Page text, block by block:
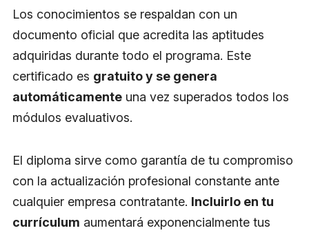
Los conocimientos se respaldan con un
documento oficial que acredita las aptitudes
adquiridas durante todo el programa. Este
certificado es gratuito y se genera
automáticamente una vez superados todos los
módulos evaluativos.
El diploma sirve como garantía de tu compromiso
con la actualización profesional constante ante
cualquier empresa contratante. Incluirlo en tu
currículum aumentará exponencialmente tus